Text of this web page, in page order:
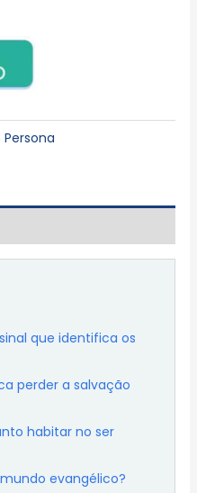
Persona
que identifica os
perder a salvação
habitar no ser
evangélico?